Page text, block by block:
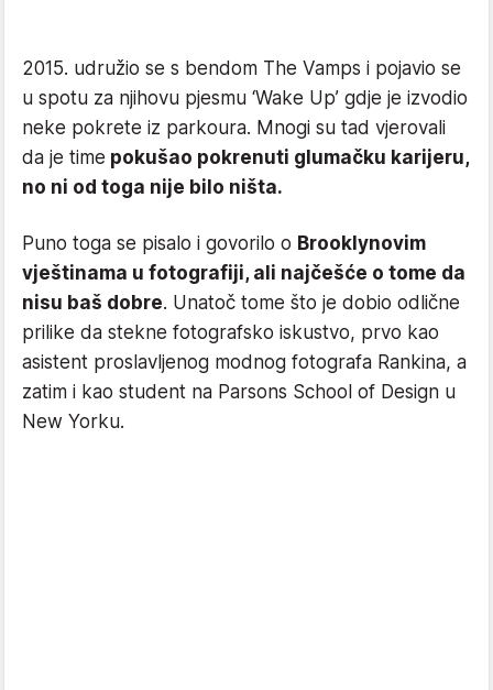
2015. udružio se s bendom The Vamps i pojavio se
u spotu za njihovu pjesmu ‘Wake Up’ gdje je izvodio
neke pokrete iz parkoura. Mnogi su tad vjerovali
da je time pokušao pokrenuti glumačku karijeru,
no ni od toga nije bilo ništa.
Puno toga se pisalo i govorilo o Brooklynovim
vještinama u fotografiji, ali najčešće o tome da
nisu baš dobre. Unatoč tome što je dobio odlične
prilike da stekne fotografsko iskustvo, prvo kao
asistent proslavljenog modnog fotografa Rankina, a
zatim i kao student na Parsons School of Design u
New Yorku.